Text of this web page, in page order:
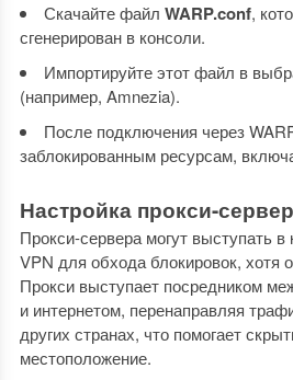
Скачайте файл WARP.conf,
сгенерирован в консоли.
Импортируйте этот файл в
(например, Amnezia).
После подключения через
заблокированным ресурсам,
Настройка прокси-
Прокси-сервера могут выступать в
VPN для обхода блокировок,
Прокси выступает посредником
и интернетом, перенаправляя
других странах, что помогает
местоположение.